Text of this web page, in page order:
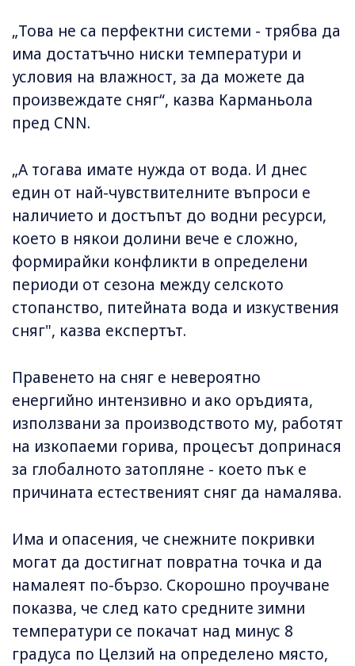
„Това не са перфектни системи - трябва да
има достатъчно ниски температури и
условия на влажност, за да можете да
произвеждате сняг“, казва Карманьола
пред CNN.
„А тогава имате нужда от вода. И днес
един от най-чувствителните въпроси е
наличието и достъпът до водни ресурси,
което в някои долини вече е сложно,
формирайки конфликти в определени
периоди от сезона между селското
стопанство, питейната вода и изкуствения
сняг", казва експертът.
Правенето на сняг е невероятно
енергийно интензивно и ако оръдията,
използвани за производството му, работят
на изкопаеми горива, процесът допринася
за глобалното затопляне - което пък е
причината естественият сняг да намалява.
Има и опасения, че снежните покривки
могат да достигнат повратна точка и да
намалеят по-бързо. Скорошно проучване
показва, че след като средните зимни
температури се покачат над минус 8
градуса по Целзий на определено място,